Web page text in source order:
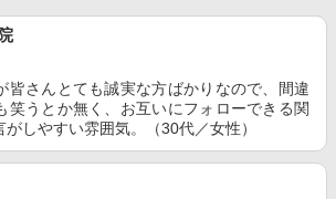
皆さんとても誠実な方ばかりなので、間違
笑うとか無く、お互いにフォローできる関
しやすい雰囲気。（30代／女性）